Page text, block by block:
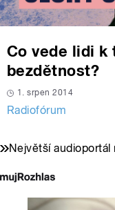
Co vede lidi k
bezdětnost?
1. srpen 2014
Radiofórum
Největší